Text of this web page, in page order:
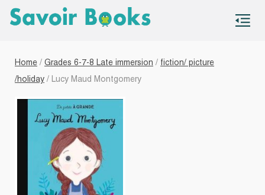
Home / Grades 6-7-8 Late immersion / fiction/ picture
/holiday / Lucy Maud Montgomery